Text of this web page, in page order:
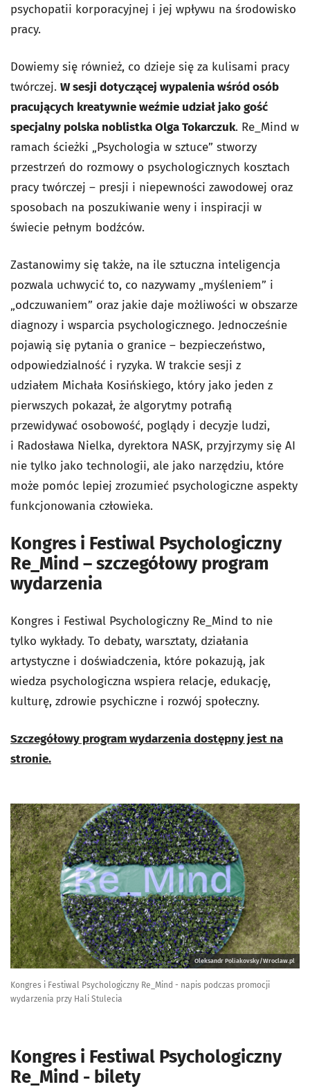
psychopatii korporacyjnej i jej wpływu na środowisko
pracy.
Dowiemy się również, co dzieje się za kulisami pracy
twórczej. W sesji dotyczącej wypalenia wśród osób
pracujących kreatywnie weźmie udział jako gość
specjalny polska noblistka Olga Tokarczuk. Re_Mind w
ramach ścieżki „Psychologia w sztuce” stworzy
przestrzeń do rozmowy o psychologicznych kosztach
pracy twórczej – presji i niepewności zawodowej oraz
sposobach na poszukiwanie weny i inspiracji w
świecie pełnym bodźców.
Zastanowimy się także, na ile sztuczna inteligencja
pozwala uchwycić to, co nazywamy „myśleniem” i
„odczuwaniem” oraz jakie daje możliwości w obszarze
diagnozy i wsparcia psychologicznego. Jednocześnie
pojawią się pytania o granice – bezpieczeństwo,
odpowiedzialność i ryzyka. W trakcie sesji z
udziałem Michała Kosińskiego, który jako jeden z
pierwszych pokazał, że algorytmy potrafią
przewidywać osobowość, poglądy i decyzje ludzi,
i Radosława Nielka, dyrektora NASK, przyjrzymy się AI
nie tylko jako technologii, ale jako narzędziu, które
może pomóc lepiej zrozumieć psychologiczne aspekty
funkcjonowania człowieka.
Kongres i Festiwal Psychologiczny
Re_Mind – szczegółowy program
wydarzenia
Kongres i Festiwal Psychologiczny Re_Mind to nie
tylko wykłady. To debaty, warsztaty, działania
artystyczne i doświadczenia, które pokazują, jak
wiedza psychologiczna wspiera relacje, edukację,
kulturę, zdrowie psychiczne i rozwój społeczny.
Szczegółowy program wydarzenia dostępny jest na
stronie.
Oleksandr Poliakovsky/Wroclaw.pl
Kongres i Festiwal Psychologiczny Re_Mind - napis podczas promocji
wydarzenia przy Hali Stulecia
Kongres i Festiwal Psychologiczny
Re_Mind - bilety